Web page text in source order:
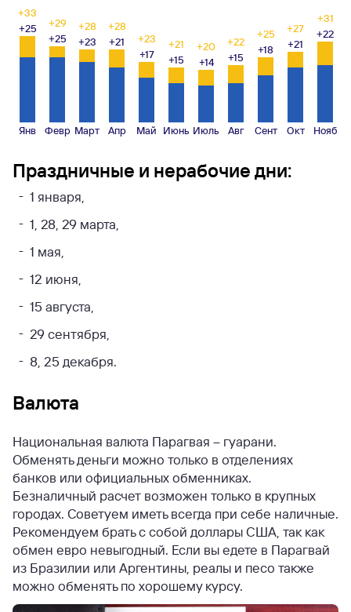
+33
+25
Янв
+29
+25
Февр
+28
+23
Март
+28
+21
Апр
+23
+17
Май
+21
+15
Июнь
+20
+14
Июль
+22
+15
Авг
+25
+18
Сент
+27
+21
Окт
+31
+22
Нояб
Праздничные и нерабочие дни:
1 января,
1, 28, 29 марта,
1 мая,
12 июня,
15 августа,
29 сентября,
8, 25 декабря.
Валюта
Национальная валюта Парагвая – гуарани.
Обменять деньги можно только в отделениях
банков или официальных обменниках.
Безналичный расчет возможен только в крупных
городах. Советуем иметь всегда при себе наличные.
Рекомендуем брать с собой доллары США, так как
обмен евро невыгодный. Если вы едете в Парагвай
из Бразилии или Аргентины, реалы и песо также
можно обменять по хорошему курсу.